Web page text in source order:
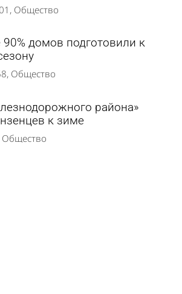
Общество
90% домов подготовили к
Общество
района»
к зиме
Общество